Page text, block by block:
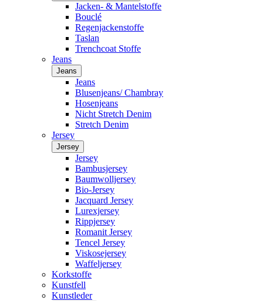
Jacken- & Mantelstoffe
Bouclé
Regenjackenstoffe
Taslan
Trenchcoat Stoffe
Jeans
Jeans
Jeans
Blusenjeans/ Chambray
Hosenjeans
Nicht Stretch Denim
Stretch Denim
Jersey
Jersey
Jersey
Bambusjersey
Baumwolljersey
Bio-Jersey
Jacquard Jersey
Lurexjersey
Rippjersey
Romanit Jersey
Tencel Jersey
Viskosejersey
Waffeljersey
Korkstoffe
Kunstfell
Kunstleder